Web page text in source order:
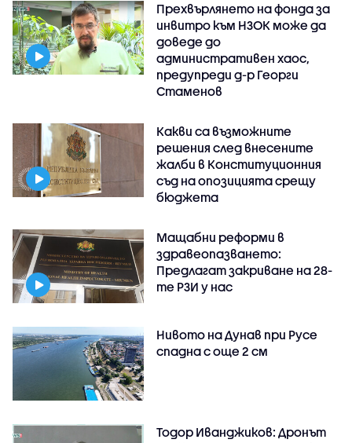
Прехвърлянето на фонда за
инвитро към НЗОК може да
доведе до
административен хаос,
предупреди д-р Георги
Стаменов
Какви са възможните
решения след внесените
жалби в Конституционния
съд на опозицията срещу
бюджета
Мащабни реформи в
здравеопазването:
Предлагат закриване на 28-
те РЗИ у нас
Нивото на Дунав при Русе
спадна с още 2 см
Тодор Иванджиков: Дронът